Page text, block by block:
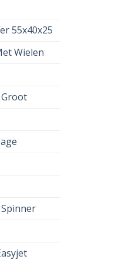
55x40x25
Wielen